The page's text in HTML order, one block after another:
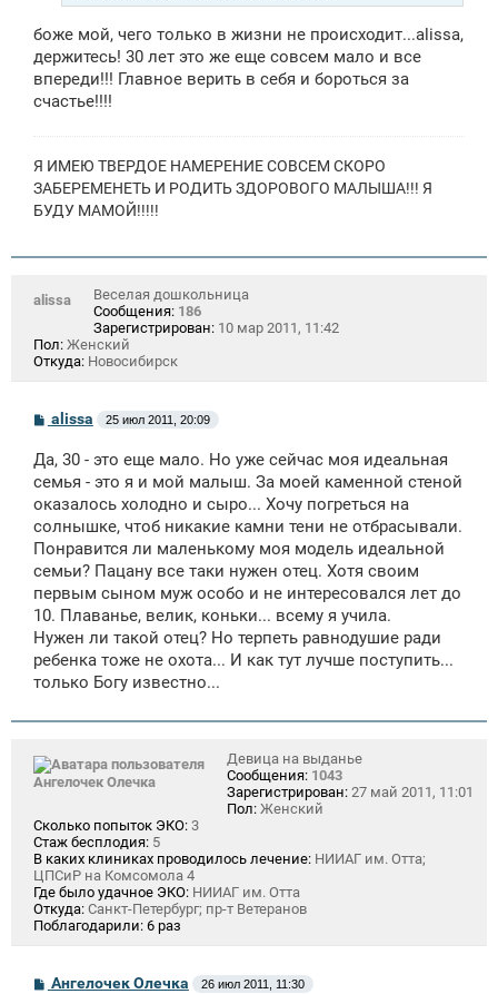
боже мой, чего только в жизни не происходит...alissa,
держитесь! 30 лет это же еще совсем мало и все
впереди!!! Главное верить в себя и бороться за
счастье!!!!
Я ИМЕЮ ТВЕРДОЕ НАМЕРЕНИЕ СОВСЕМ СКОРО
ЗАБЕРЕМЕНЕТЬ И РОДИТЬ ЗДОРОВОГО МАЛЫША!!! Я
БУДУ МАМОЙ!!!!!
alissa
Веселая дошкольница
Сообщения: 186
Зарегистрирован: 10 мар 2011, 11:42
Пол: Женский
Откуда: Новосибирск
С
б
щ
н
и
alissa 25 июл 2011, 20:09
Да, 30 - это еще мало. Но уже сейчас моя идеальная
семья - это я и мой малыш. За моей каменной стеной
оказалось холодно и сыро... Хочу погреться на
солнышке, чтоб никакие камни тени не отбрасывали.
Понравится ли маленькому моя модель идеальной
семьи? Пацану все таки нужен отец. Хотя своим
первым сыном муж особо и не интересовался лет до
10. Плаванье, велик, коньки... всему я учила.
Нужен ли такой отец? Но терпеть равнодушие ради
ребенка тоже не охота... И как тут лучше поступить...
только Богу известно...
Ангелочек Олечка
Девица на выданье
Сообщения: 1043
Зарегистрирован: 27 май 2011, 11:01
Пол: Женский
Сколько попыток ЭКО: 3
Стаж бесплодия: 5
В каких клиниках проводилось лечение: НИИАГ им. Отта;
ЦПСиР на Комсомола 4
Где было удачное ЭКО: НИИАГ им. Отта
Откуда: Санкт-Петербург; пр-т Ветеранов
Поблагодарили: 6 раз
С
Ангелочек Олечка 26 июл 2011, 11:30